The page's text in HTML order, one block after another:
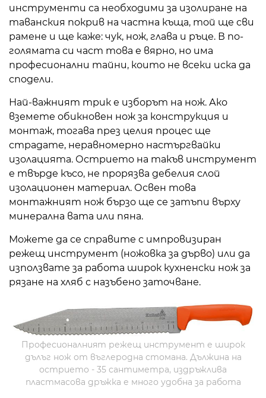
инструменти са необходими за изолиране на
таванския покрив на частна къща, той ще сви
рамене и ще каже: чук, нож, глава и ръце. В по-
голямата си част това е вярно, но има
професионални тайни, които не всеки иска да
сподели.
Най-важният трик е изборът на нож. Ако
вземете обикновен нож за конструкция и
монтаж, тогава през целия процес ще
страдате, неравномерно настъргвайки
изолацията. Острието на такъв инструмент
е твърде късо, не прорязва дебелия слой
изолационен материал. Освен това
монтажният нож бързо ще се затъпи върху
минерална вата или пяна.
Можете да се справите с импровизиран
режещ инструмент (ножовка за дърво) или да
използвате за работа широк кухненски нож за
рязане на хляб с назъбено заточване.
Професионалният режещ инструмент е широк
дълъг нож от въглеродна стомана. Дължина на
острието - 35 сантиметра, издръжлива
пластмасова дръжка е много удобна за работа